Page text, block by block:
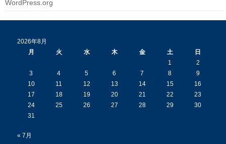
WordPress.org
2026年8月
月
火 水 木 金 土
日
1
2
3
4 5 6 7 8
9
10
11 12 13 14 15
16
17
18 19 20 21 22
23
24
25 26 27 28 29
30
31
« 7月